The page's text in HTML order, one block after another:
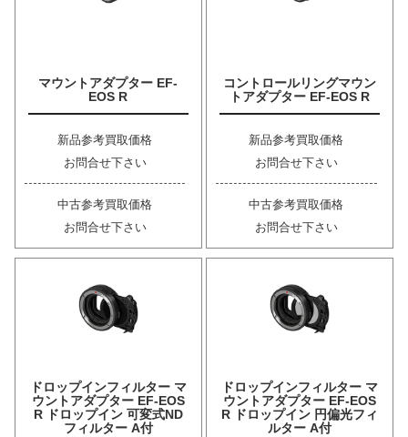
マウントアダプター EF-
EOS R
新品参考買取価格
お問合せ下さい
中古参考買取価格
お問合せ下さい
コントロールリングマウン
トアダプター EF-EOS R
新品参考買取価格
お問合せ下さい
中古参考買取価格
お問合せ下さい
ドロップインフィルター マ
ウントアダプター EF-EOS
R ドロップイン 可変式ND
フィルター A付
ドロップインフィルター マ
ウントアダプター EF-EOS
R ドロップイン 円偏光フィ
ルター A付